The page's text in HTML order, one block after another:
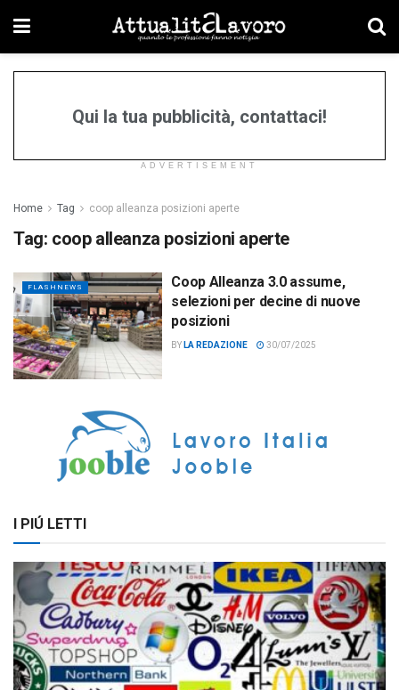
Qui la tua pubblicità, contattaci!
ADVERTISEMENT
Home Tag coop alleanza posizioni aperte
Tag: coop alleanza posizioni aperte
FLASHNEWS
Coop Alleanza 3.0 assume,
selezioni per decine di nuove
posizioni
BY LA REDAZIONE 30/07/2025
I PIÚ LETTI